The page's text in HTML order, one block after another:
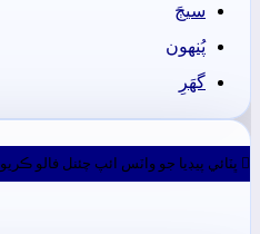
سيڄَ
پُنهون
گهَرِ
ڀٽائي پيڊيا جو واٽس ائپ چئنل فالو ڪريو